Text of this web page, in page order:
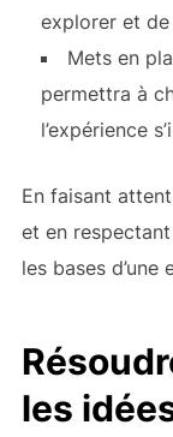
explorer et de
Mets en
permettra à
l’expérience
En faisant
et en
les bases
les